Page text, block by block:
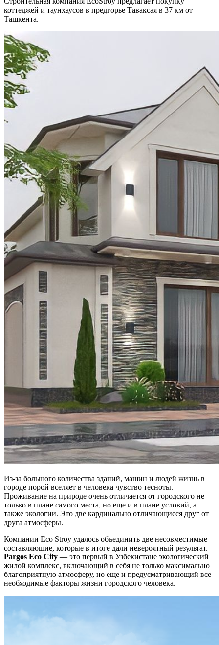
коттеджей и таунхаусов в предгорье Таваксая в 37 км от
Ташкента.
Из-за большого количества зданий, машин и людей жизнь в
городе порой вселяет в человека чувство тесноты.
Проживание на природе очень отличается от городского не
только в плане самого места, но еще и в плане условий, а
также экологии. Это две кардинально отличающиеся друг от
друга атмосферы.
Компании Eco Stroy удалось объединить две несовместимые
составляющие, которые в итоге дали невероятный результат.
Pargos Eco City — это первый в Узбекистане экологический
жилой комплекс, включающий в себя не только максимально
благоприятную атмосферу, но еще и предусматривающий все
необходимые факторы жизни городского человека.